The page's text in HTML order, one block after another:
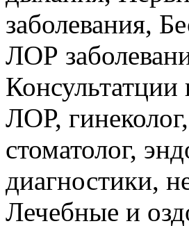
заболевания,
ЛОР
ЛОР,
стоматолог,
диагностики,
Лечебные и